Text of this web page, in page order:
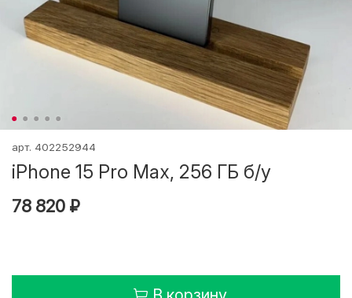
арт. 402252944
iPhone 15 Pro Max, 256 ГБ б/у
78 820 ₽